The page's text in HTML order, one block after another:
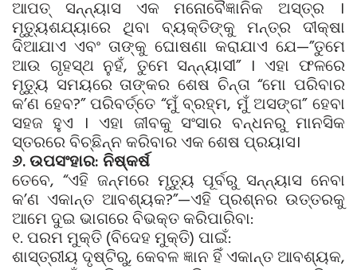
ଆପତ୍ ସନ୍ନ୍ୟାସ ଏକ ମନୋବୈଜ୍ଞାନିକ ଅସ୍ତ୍ର ।
ମୃତ୍ୟୁଶଯ୍ୟାରେ ଥିବା ବ୍ୟକ୍ତିଙ୍କୁ ମନ୍ତ୍ର ଦୀକ୍ଷା
ଦିଆଯାଏ ଏବଂ ତାଙ୍କୁ ଘୋଷଣା କରାଯାଏ ଯେ—”ତୁମେ
ଆଉ ଗୃହସ୍ଥ ନୁହଁ, ତୁମେ ସନ୍ନ୍ୟାସୀ” । ଏହା ଫଳରେ
ମୃତ୍ୟୁ ସମୟରେ ତାଙ୍କର ଶେଷ ଚିନ୍ତା “ମୋ ପରିବାର
କ’ଣ ହେବ?” ପରିବର୍ତ୍ତେ “ମୁଁ ବ୍ରହ୍ମ, ମୁଁ ଅସଙ୍ଗ” ହେବା
ସହଜ ହୁଏ । ଏହା ଜୀବକୁ ସଂସାର ବନ୍ଧନରୁ ମାନସିକ
ସ୍ତରରେ ବିଚ୍ଛିନ୍ନ କରିବାର ଏକ ଶେଷ ପ୍ରୟାସ।
୬. ଉପସଂହାର: ନିଷ୍କର୍ଷ
ତେବେ, “ଏହି ଜନ୍ମରେ ମୃତ୍ୟୁ ପୂର୍ବରୁ ସନ୍ନ୍ୟାସ ନେବା
କ’ଣ ଏକାନ୍ତ ଆବଶ୍ୟକ?”—ଏହି ପ୍ରଶ୍ନର ଉତ୍ତରକୁ
ଆମେ ଦୁଇ ଭାଗରେ ବିଭକ୍ତ କରିପାରିବା:
୧. ପରମ ମୁକ୍ତି (ବିଦେହ ମୁକ୍ତି) ପାଇଁ:
ଶାସ୍ତ୍ରୀୟ ଦୃଷ୍ଟିରୁ, କେବଳ ଜ୍ଞାନ ହିଁ ଏକାନ୍ତ ଆବଶ୍ୟକ,